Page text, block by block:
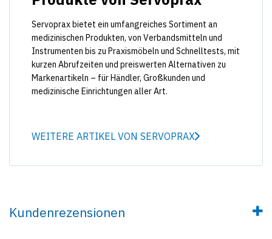
Servoprax bietet ein umfangreiches Sortiment an
medizinischen Produkten, von Verbandsmitteln und
Instrumenten bis zu Praxismöbeln und Schnelltests, mit
kurzen Abrufzeiten und preiswerten Alternativen zu
Markenartikeln – für Händler, Großkunden und
medizinische Einrichtungen aller Art.
WEITERE ARTIKEL VON SERVOPRAX
Kundenrezensionen